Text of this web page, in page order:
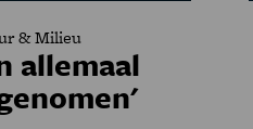
& Milieu
allemaal